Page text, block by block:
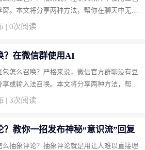
。本文将分享两种方法，帮你在聊天中无缝
装豆包输入法实现边聊边AI（推荐） 输入...
| 0次阅读
？在微信群使用AI
怎么召唤？严格来说，微信官方群聊没有豆
或输入法召唤。本文将分享两种方法，帮你
。 方法一：使用豆包输入法一键召唤回答
| 3次阅读
？教你一招发布神秘“意识流”回复
抽象评论？抽象评论就是用让人难以直接理